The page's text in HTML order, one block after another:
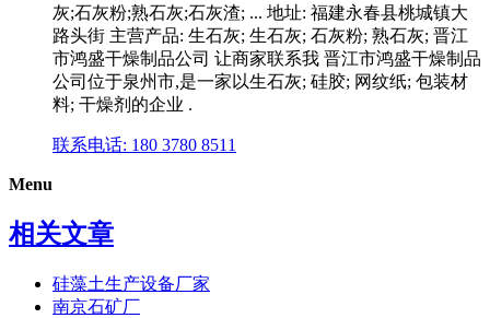
灰;石灰粉;熟石灰;石灰渣; ... 地址: 福建永春县桃城镇大
路头街 主营产品: 生石灰; 生石灰; 石灰粉; 熟石灰; 晋江
市鸿盛干燥制品公司 让商家联系我 晋江市鸿盛干燥制品
公司位于泉州市,是一家以生石灰; 硅胶; 网纹纸; 包装材
料; 干燥剂的企业 .
联系电话: 180 3780 8511
Menu
相关文章
硅藻土生产设备厂家
南京石矿厂